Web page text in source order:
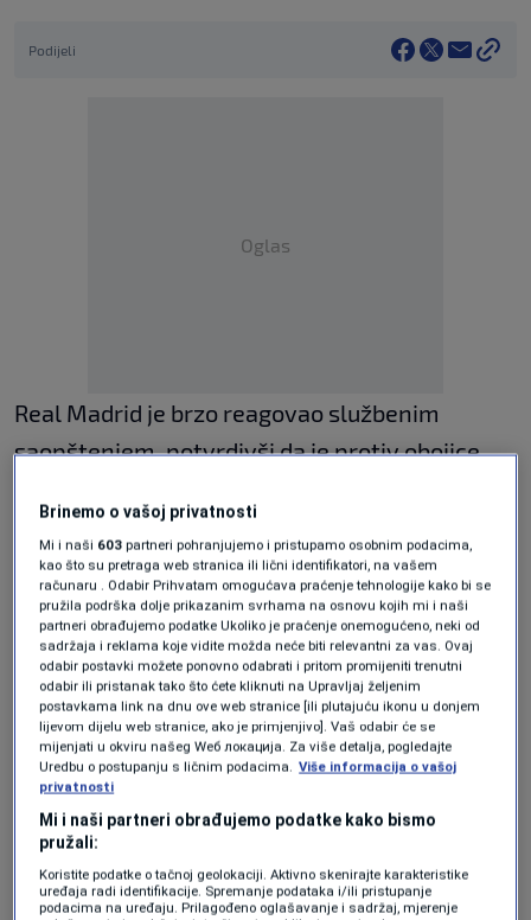
Podijeli
Oglas
Real Madrid je brzo reagovao službenim
saopštenjem, potvrdivši da je protiv obojice
navode, “velike sramote” koja je narušila ugled
kluba.
“Real Madrid C. F. obavještava javnost da je,
nakon događaja koji su se jutros desili tokom
treninga prvog tima, odlučeno da se pokrenu
disciplinski postupci protiv naših igrača
Federica Valverdea i Auréliena Tchouamenija”
stoji u saopštenju Kraljevskog kluba.
Comunicado Oficial
— Real Madrid C.F. (@realmadrid)May 7, 2026
Brinemo o vašoj privatnosti
Mi i naši 603 partneri pohranjujemo i pristupamo osobnim podacima,
kao što su pretraga web stranica ili lični identifikatori, na vašem
računaru . Odabir Prihvatam omogućava praćenje tehnologije kako bi se
pružila podrška dolje prikazanim svrhama na osnovu kojih mi i naši
partneri obrađujemo podatke Ukoliko je praćenje onemogućeno, neki od
sadržaja i reklama koje vidite možda neće biti relevantni za vas. Ovaj
odabir postavki možete ponovno odabrati i pritom promijeniti trenutni
odabir ili pristanak tako što ćete kliknuti na Upravljaj željenim
postavkama link na dnu ove web stranice [ili plutajuću ikonu u donjem
lijevom dijelu web stranice, ako je primjenjivo]. Vaš odabir će se
mijenjati u okviru našeg Wеб локација. Za više detalja, pogledajte
Uredbu o postupanju s ličnim podacima. Više informacija o vašoj
privatnosti
Mi i naši partneri obrađujemo podatke kako bismo
pružali:
Koristite podatke o tačnoj geolokaciji. Aktivno skenirajte karakteristike
uređaja radi identifikacije. Spremanje podataka i/ili pristupanje
podacima na uređaju. Prilagođeno oglašavanje i sadržaj, mjerenje